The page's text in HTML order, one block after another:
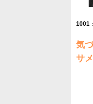
1001 :
気
サ